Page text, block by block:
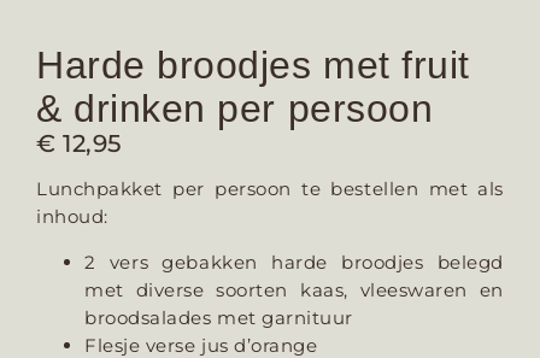
Harde broodjes met fruit
& drinken per persoon
€ 12,95
Lunchpakket per persoon te bestellen met als
inhoud:
2 vers gebakken harde broodjes belegd
met diverse soorten kaas, vleeswaren en
broodsalades met garnituur
Flesje verse jus d’orange